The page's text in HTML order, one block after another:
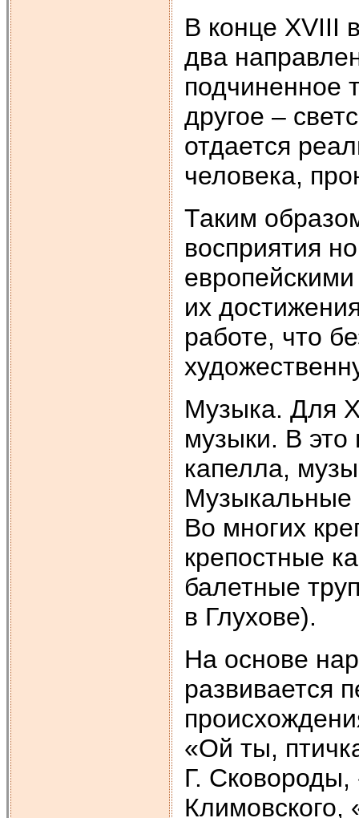
В конце XVIII
два
подчиненное
другое –
отдается
человека,
Таким
восприятия
их
работе, что
Музыка. Для
музыки. В это
капелла,
Музыкальные
Во многих
крепостные
балетные
в Глухове).
На основе
развивается
«Ой ты,
Г.